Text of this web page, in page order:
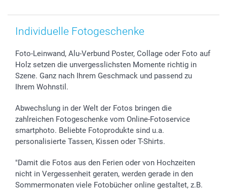
Individuelle Fotogeschenke
Foto-Leinwand, Alu-Verbund Poster, Collage oder Foto auf
Holz setzen die unvergesslichsten Momente richtig in
Szene. Ganz nach Ihrem Geschmack und passend zu
Ihrem Wohnstil.
Abwechslung in der Welt der Fotos bringen die
zahlreichen Fotogeschenke vom Online-Fotoservice
smartphoto. Beliebte Fotoprodukte sind u.a.
personalisierte Tassen, Kissen oder T-Shirts.
"Damit die Fotos aus den Ferien oder von Hochzeiten
nicht in Vergessenheit geraten, werden gerade in den
Sommermonaten viele Fotobücher online gestaltet, z.B.